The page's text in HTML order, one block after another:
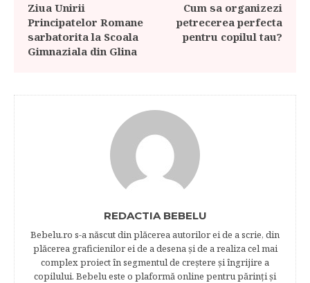
Ziua Unirii
Principatelor Romane
sarbatorita la Scoala
Gimnaziala din Glina
Cum sa organizezi
petrecerea perfecta
pentru copilul tau?
REDACTIA BEBELU
Bebelu.ro s-a născut din plăcerea autorilor ei de a scrie, din
plăcerea graficienilor ei de a desena şi de a realiza cel mai
complex proiect în segmentul de creştere şi îngrijire a
copilului. Bebelu este o plaformă online pentru părinţi şi